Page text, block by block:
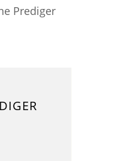
Prediger